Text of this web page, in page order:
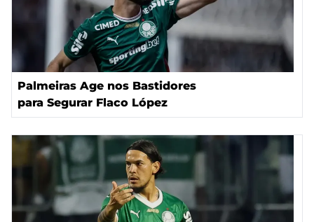
Palmeiras Age nos Bastidores
para Segurar Flaco López